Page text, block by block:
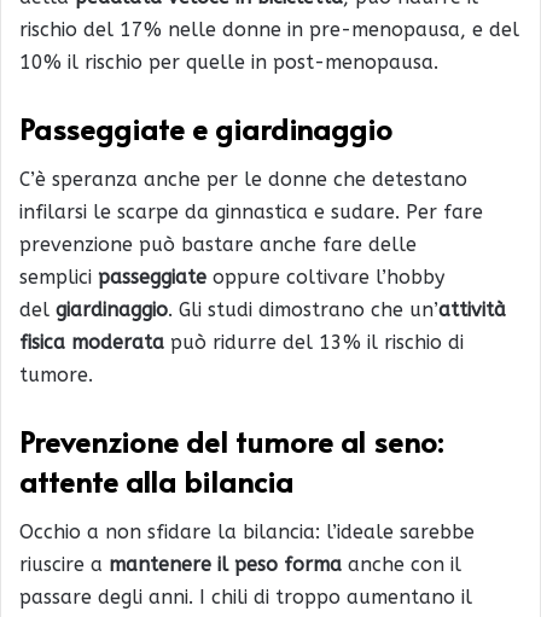
rischio del 17% nelle donne in pre-menopausa, e del
10% il rischio per quelle in post-menopausa.
Passeggiate e giardinaggio
C’è speranza anche per le donne che detestano
infilarsi le scarpe da ginnastica e sudare. Per fare
prevenzione può bastare anche fare delle
semplici passeggiate oppure coltivare l’hobby
del giardinaggio. Gli studi dimostrano che un’attività
fisica moderata può ridurre del 13% il rischio di
tumore.
Prevenzione del tumore al seno:
attente alla bilancia
Occhio a non sfidare la bilancia: l’ideale sarebbe
riuscire a mantenere il peso forma anche con il
passare degli anni. I chili di troppo aumentano il